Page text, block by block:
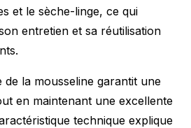
et le sèche-linge, ce qui
entretien et sa réutilisation
de la mousseline garantit une
en maintenant une excellente
technique explique